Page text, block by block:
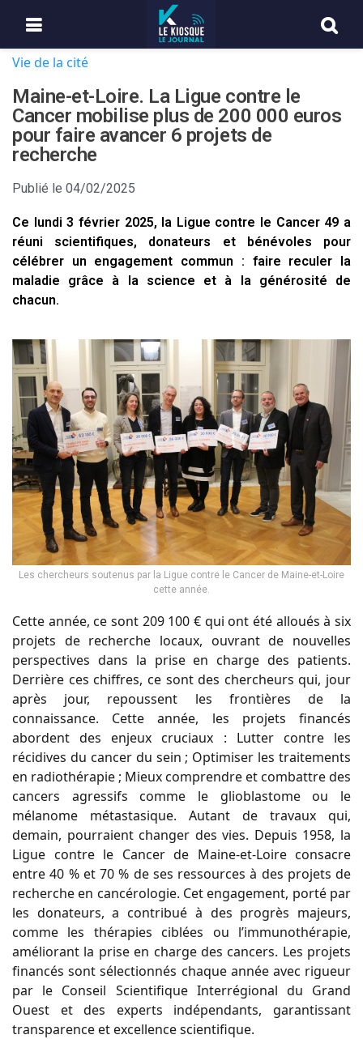
Vie de la cité
Maine-et-Loire. La Ligue contre le
Cancer mobilise plus de 200 000 euros
pour faire avancer 6 projets de
recherche
Publié le 04/02/2025
Ce lundi 3 février 2025, la Ligue contre le Cancer 49 a
réuni scientifiques, donateurs et bénévoles pour
célébrer un engagement commun : faire reculer la
maladie grâce à la science et à la générosité de
chacun.
Les chercheurs soutenus par la Ligue contre le Cancer de Maine-et-Loire
cette année.
Cette année, ce sont 209 100 € qui ont été alloués à six
projets de recherche locaux, ouvrant de nouvelles
perspectives dans la prise en charge des patients.
Derrière ces chiffres, ce sont des chercheurs qui, jour
après jour, repoussent les frontières de la
connaissance. Cette année, les projets financés
abordent des enjeux cruciaux : Lutter contre les
récidives du cancer du sein ; Optimiser les traitements
en radiothérapie ; Mieux comprendre et combattre des
cancers agressifs comme le glioblastome ou le
mélanome métastasique. Autant de travaux qui,
demain, pourraient changer des vies. Depuis 1958, la
Ligue contre le Cancer de Maine-et-Loire consacre
entre 40 % et 70 % de ses ressources à des projets de
recherche en cancérologie. Cet engagement, porté par
les donateurs, a contribué à des progrès majeurs,
comme les thérapies ciblées ou l’immunothérapie,
améliorant la prise en charge des cancers. Les projets
financés sont sélectionnés chaque année avec rigueur
par le Conseil Scientifique Interrégional du Grand
Ouest et des experts indépendants, garantissant
transparence et excellence scientifique.